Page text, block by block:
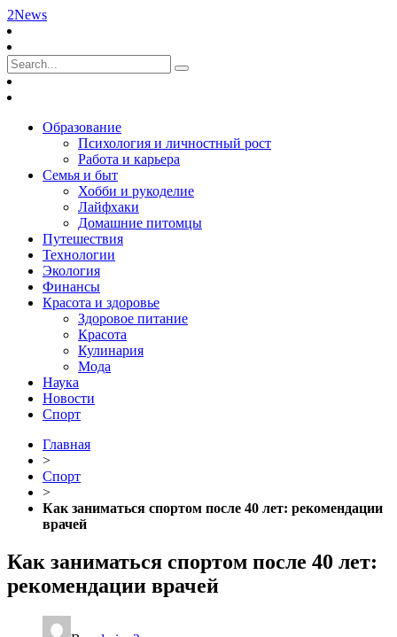
2News
Образование
Психология и личностный рост
Работа и карьера
Семья и быт
Хобби и рукоделие
Лайфхаки
Домашние питомцы
Путешествия
Технологии
Экология
Финансы
Красота и здоровье
Здоровое питание
Красота
Кулинария
Мода
Наука
Новости
Спорт
Главная
>
Спорт
>
Как заниматься спортом после 40 лет: рекомендации
врачей
Как заниматься спортом после 40 лет:
рекомендации врачей